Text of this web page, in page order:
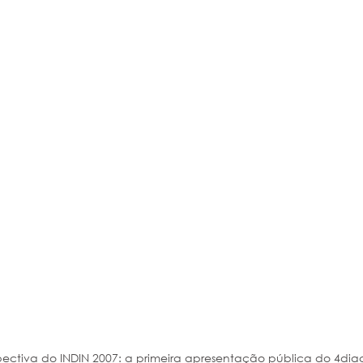
do INDIN 2007: a primeira apresentação pública do